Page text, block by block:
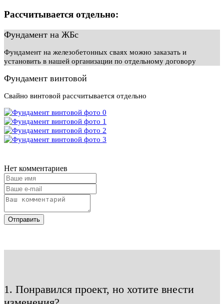
Рассчитывается отдельно:
Фундамент на ЖБс
Фундамент на железобетонных сваях можно заказать и
установить в нашей организации по отдельному договору
Фундамент винтовой
Свайно винтовой рассчитывается отдельно
Нет комментариев
Отправить
1. Понравился проект, но хотите внести